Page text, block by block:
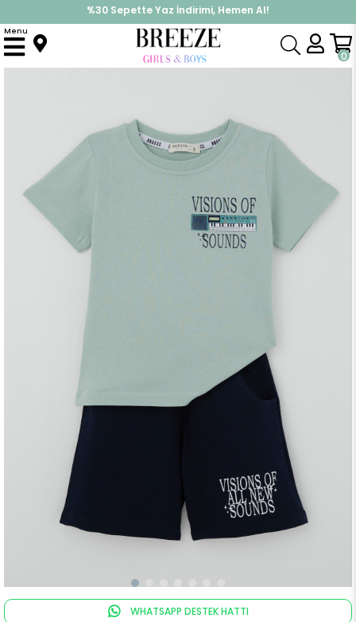
%30 Sepette Yaz İndirimi, Hemen Al!
İndirimlere ek %10 İndirimi Kap, Hemen Üye Ol!
0
Menu
Anasayfa Takımlar Kapri & Şort Takımı Erkek Çocuk Şortlu Takım Retro Müzik Sırt Baskılı Su Yeşili (3-8 Yaş)
WHATSAPP DESTEK HATTI